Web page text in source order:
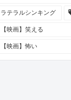
ラテラルシンキング
【映画】笑える
【映画】怖い